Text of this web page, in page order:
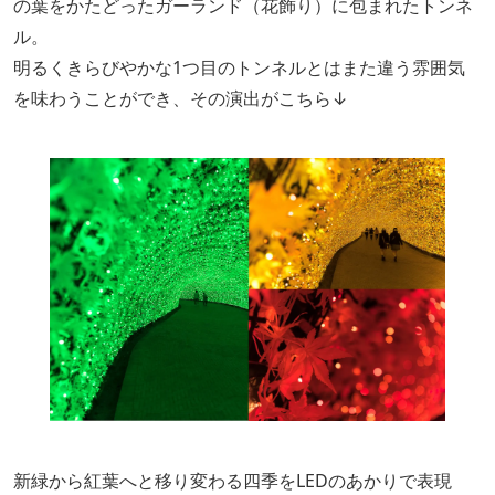
の葉をかたどったガーランド（花飾り）に包まれたトンネ
ル。
明るくきらびやかな1つ目のトンネルとはまた違う雰囲気
を味わうことができ、その演出がこちら↓
新緑から紅葉へと移り変わる四季をLEDのあかりで表現